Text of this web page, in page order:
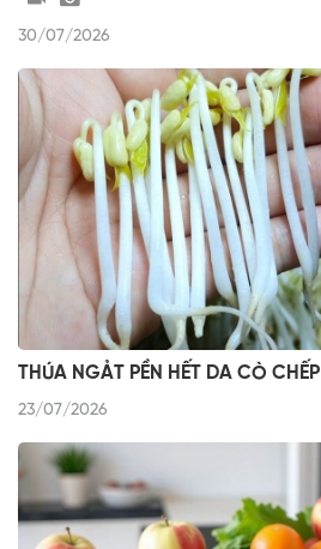
30/07/2026
THÚA NGẢT PỀN HẾT DA CÒ CHẾP
23/07/2026